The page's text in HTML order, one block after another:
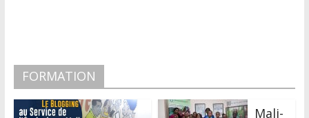
FORMATION
Mali-